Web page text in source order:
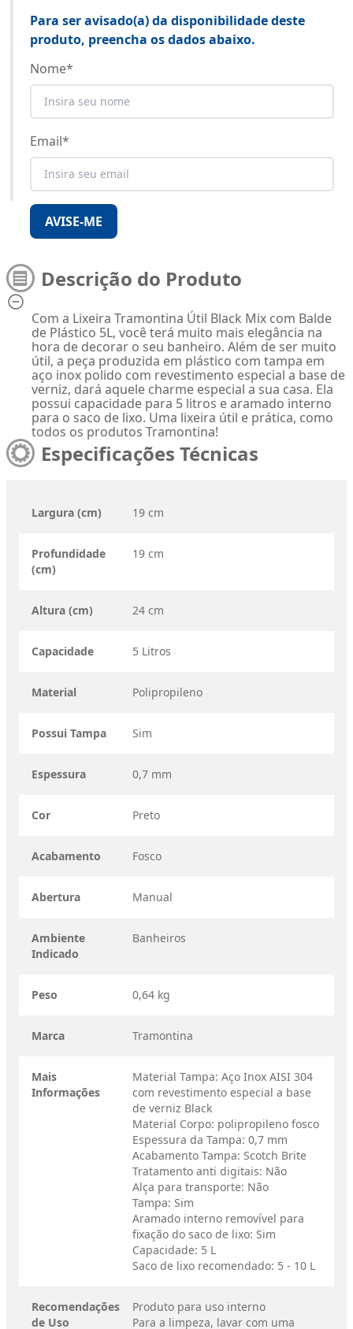
Para ser avisado(a) da disponibilidade deste
produto, preencha os dados abaixo.
Nome*
Email*
AVISE-ME
Descrição do Produto
Com a Lixeira Tramontina Útil Black Mix com Balde
de Plástico 5L, você terá muito mais elegância na
hora de decorar o seu banheiro. Além de ser muito
útil, a peça produzida em plástico com tampa em
aço inox polido com revestimento especial a base de
verniz, dará aquele charme especial a sua casa. Ela
possui capacidade para 5 litros e aramado interno
para o saco de lixo. Uma lixeira útil e prática, como
todos os produtos Tramontina!
Especificações Técnicas
Largura (cm) 19 cm
Profundidade
(cm)
19 cm
Altura (cm) 24 cm
Capacidade 5 Litros
Material Polipropileno
Possui Tampa Sim
Espessura 0,7 mm
Cor Preto
Acabamento Fosco
Abertura Manual
Ambiente
Indicado
Banheiros
Peso 0,64 kg
Marca Tramontina
Mais
Informações
Material Tampa: Aço Inox AISI 304
com revestimento especial a base
de verniz Black
Material Corpo: polipropileno fosco
Espessura da Tampa: 0,7 mm
Acabamento Tampa: Scotch Brite
Tratamento anti digitais: Não
Alça para transporte: Não
Tampa: Sim
Aramado interno removível para
fixação do saco de lixo: Sim
Capacidade: 5 L
Saco de lixo recomendado: 5 - 10 L
Recomendações
de Uso
Produto para uso interno
Para a limpeza, lavar com uma